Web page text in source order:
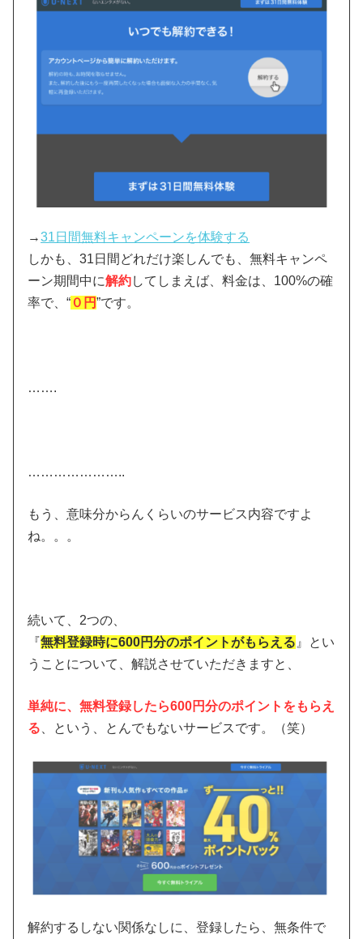
→31日間無料キャンペーンを体験する
しかも、31日間どれだけ楽しんでも、無料キャンペ
ーン期間中に解約してしまえば、料金は、100%の確
率で、“０円”です。
…….
…………………..
もう、意味分からんくらいのサービス内容ですよ
ね。。。
続いて、2つの、
『無料登録時に600円分のポイントがもらえる 』とい
うことについて、解説させていただきますと、
単純に、無料登録したら600円分のポイントをもらえ
る 、という、とんでもないサービスです。（笑）
解約するしない関係なしに、登録したら、無条件で